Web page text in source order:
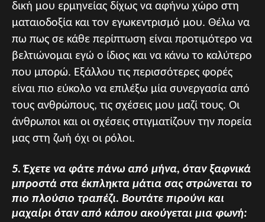
δική μου ερμηνείας δίχως να αφήνω χώρο στη
ματαιοδοξία και τον εγωκεντρισμό μου. Θέλω να
πω πως σε κάθε περίπτωση είναι προτιμότερο να
βελτιώνομαι εγώ ο ίδιος και να κάνω το καλύτερο
που μπορώ. Εξάλλου τις περισσότερες φορές
είναι πιο εύκολο να επιλέξω μία συνεργασία από
τους ανθρώπους, τις σχέσεις μου μαζί τους. Οι
άνθρωποι και οι σχέσεις στιγματίζουν την πορεία
μας στη ζωή όχι οι ρόλοι.
5. Έχετε να φάτε πάνω από μήνα, όταν ξαφνικά
μπροστά στα έκπληκτα μάτια σας στρώνεται το
πιο πλούσιο τραπέζι. Βουτάτε πιρούνι και
μαχαίρι όταν από κάπου ακούγεται μια φωνή: